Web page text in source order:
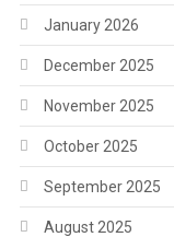
January 2026
December 2025
November 2025
October 2025
September 2025
August 2025